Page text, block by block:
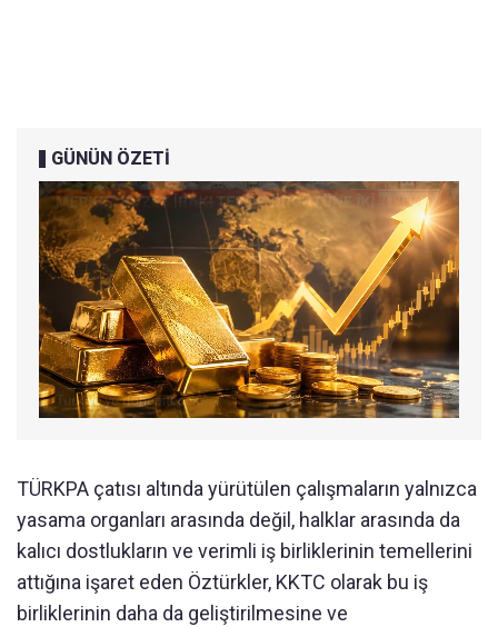
GÜNÜN ÖZETİ
TÜRKPA çatısı altında yürütülen çalışmaların yalnızca
yasama organları arasında değil, halklar arasında da
kalıcı dostlukların ve verimli iş birliklerinin temellerini
attığına işaret eden Öztürkler, KKTC olarak bu iş
birliklerinin daha da geliştirilmesine ve